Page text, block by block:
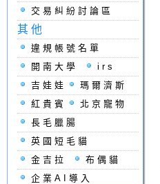
交易糾紛討論區
其他
違規帳號名單
開南大學
irs
吉娃娃
瑪爾濟斯
紅貴賓
北京寵物
長毛臘腸
英國短毛貓
金吉拉
布偶貓
企業AI導入